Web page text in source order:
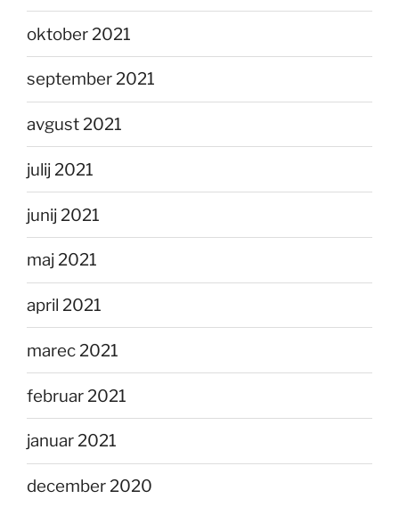
oktober 2021
september 2021
avgust 2021
julij 2021
junij 2021
maj 2021
april 2021
marec 2021
februar 2021
januar 2021
december 2020